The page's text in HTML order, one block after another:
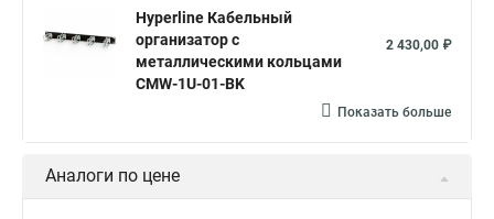
Hyperline Кабельный
организатор с
металлическими кольцами
CMW-1U-01-BK
2 430,00 ₽
Показать больше
Аналоги по цене